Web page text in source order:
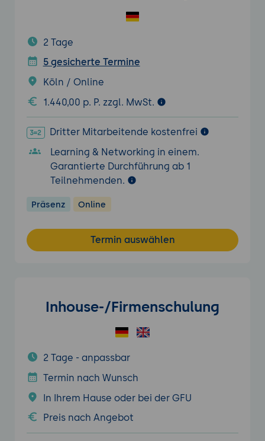
2 Tage
5 gesicherte Termine
Köln / Online
1.440,00 p. P. zzgl. MwSt.
Dritter Mitarbeitende kostenfrei
Learning & Networking in einem.
Garantierte Durchführung ab 1
Teilnehmenden.
Präsenz Online
Termin auswählen
Inhouse-/Firmenschulung
2 Tage - anpassbar
Termin nach Wunsch
In Ihrem Hause oder bei der GFU
Preis nach Angebot